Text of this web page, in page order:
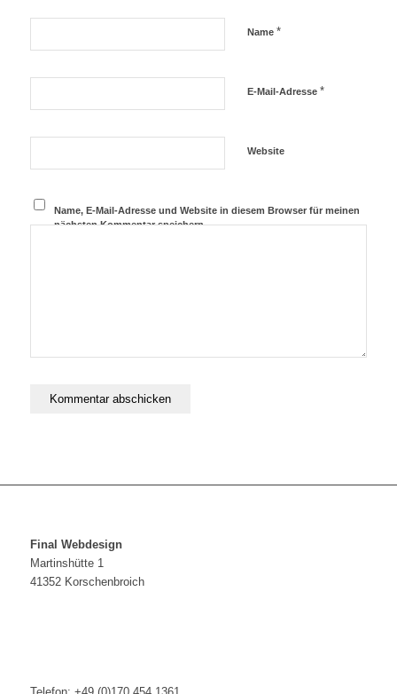
Name *
E-Mail-Adresse *
Website
Name, E-Mail-Adresse und Website in diesem Browser für meinen
nächsten Kommentar speichern.
Final Webdesign
Martinshütte 1
41352 Korschenbroich